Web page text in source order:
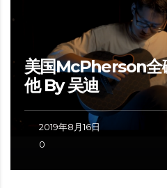
美国McPherson全
他 By 吴迪
2019年8月16日
0